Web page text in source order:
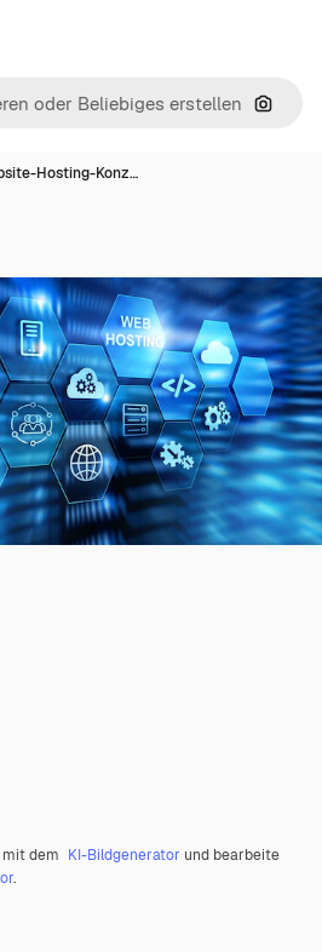
Nach
Hosting-Konz…
dem KI-Bildgenerator und bearbeite
.